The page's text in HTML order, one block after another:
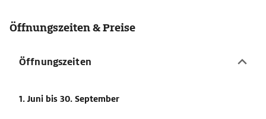
Öffnungszeiten & Preise
Öffnungszeiten
1. Juni bis 30. September